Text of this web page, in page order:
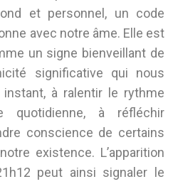
et personnel, un code
avec notre âme. Elle est
un signe bienveillant de
significative qui nous
à ralentir le rythme
à réfléchir
conscience de certains
existence. L’apparition
peut ainsi signaler le